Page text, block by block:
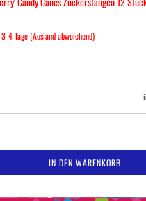
4 Tage(Ausland abweichend)
IN DEN WARENKORB